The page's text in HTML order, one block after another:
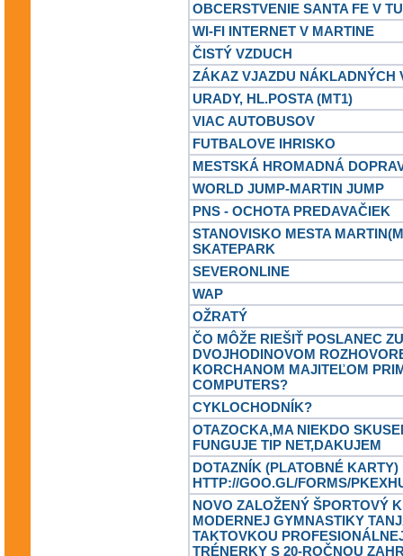
OBCERSTVENIE SANTA FE V
WI-FI INTERNET V MARTINE
ČISTÝ VZDUCH
ZÁKAZ VJAZDU NÁKLADNÝCH
URADY, HL.POSTA (MT1)
VIAC AUTOBUSOV
FUTBALOVE IHRISKO
MESTSKÁ HROMADNÁ
WORLD JUMP-MARTIN JUMP
PNS - OCHOTA PREDAVAČIEK
STANOVISKO MESTA
SKATEPARK
SEVERONLINE
WAP
OŽRATÝ
ČO MÔŽE RIEŠIŤ POSLANEC
DVOJHODINOVOM
KORCHANOM MAJITEĽOM
COMPUTERS?
CYKLOCHODNÍK?
OTAZOCKA,MA NIEKDO
FUNGUJE TIP NET,DAKUJEM
DOTAZNÍK (PLATOBNÉ KARTY)
HTTP://GOO.GL/FORMS/
NOVO ZALOŽENÝ ŠPORTOVÝ
MODERNEJ GYMNASTIKY
TAKTOVKOU
TRÉNERKY S 20-ROČNOU